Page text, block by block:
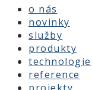
o nás
novinky
služby
produkty
technologie
reference